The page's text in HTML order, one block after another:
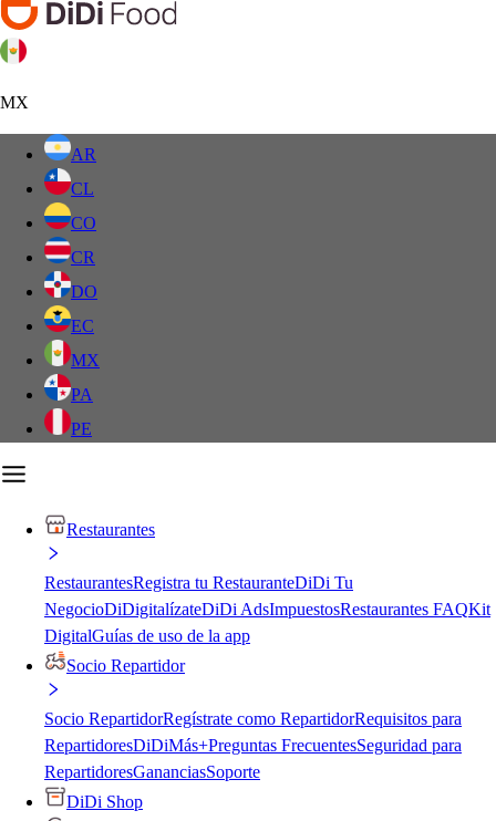
MX
AR
CL
CO
CR
DO
EC
MX
PA
PE
Restaurantes
RestaurantesRegistra tu RestauranteDiDi Tu
NegocioDiDigitalízateDiDi AdsImpuestosRestaurantes FAQKit
DigitalGuías de uso de la app
Socio Repartidor
Socio RepartidorRegístrate como RepartidorRequisitos para
RepartidoresDiDiMás+Preguntas FrecuentesSeguridad para
RepartidoresGananciasSoporte
DiDi Shop